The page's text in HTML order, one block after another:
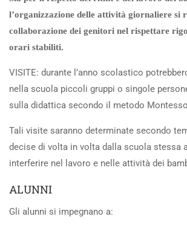
l’organizzazione delle attività giornaliere si
collaborazione dei genitori nel rispettare
orari stabiliti.
VISITE: durante l’anno scolastico
nella scuola piccoli gruppi o singole
sulla didattica secondo il metodo
Tali visite saranno determinate secondo
decise di volta in volta dalla scuola stessa
interferire nel lavoro e nelle attività dei
ALUNNI
Gli alunni si impegnano a: